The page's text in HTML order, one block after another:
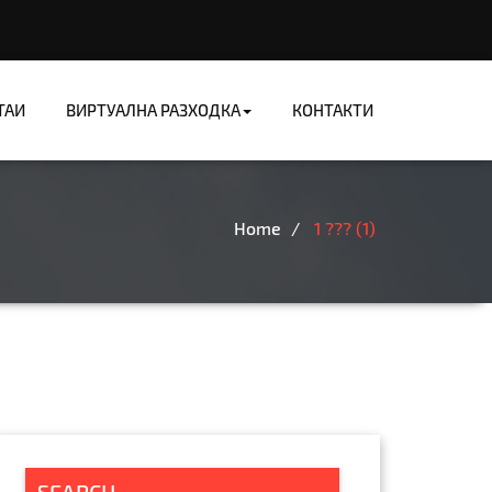
ВИРТУАЛНА РАЗХОДКА КОНТАКТИ
Home 1 ??? (1)